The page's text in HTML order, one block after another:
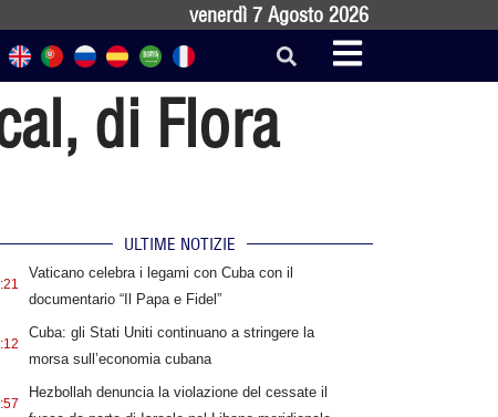
venerdì 7 Agosto 2026
di Flora
ULTIME NOTIZIE
Vaticano celebra i legami con Cuba con il
documentario “Il Papa e Fidel”
Cuba: gli Stati Uniti continuano a stringere la
morsa sull’economia cubana
Hezbollah denuncia la violazione del cessate il